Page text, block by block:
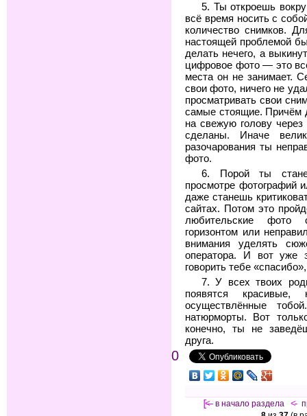
5. Ты откроешь
всё время носить с
количество снимков.
настоящей проблемой
делать нечего, а
цифровое фото — это
места он не занимает.
свои фото, ничего не
просматривать свои
самые стоящие. Причём
на свежую голову
сделаны. Иначе
разочарования ты
фото.
6. Порой ты
просмотре фотографий
даже станешь
сайтах. Потом это
любительские фото
горизонтом или
внимания уделять
оператора. И вот уже
говорить тебе
7. У всех твоих
появятся красивые,
осуществлённые
натюрморты. Вот
конечно, ты не
друга.
0
[<— в начало раздела <-